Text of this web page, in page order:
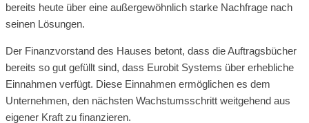
bereits heute über eine außergewöhnlich starke Nachfrage nach
seinen Lösungen.
Der Finanzvorstand des Hauses betont, dass die Auftragsbücher
bereits so gut gefüllt sind, dass Eurobit Systems über erhebliche
Einnahmen verfügt. Diese Einnahmen ermöglichen es dem
Unternehmen, den nächsten Wachstumsschritt weitgehend aus
eigener Kraft zu finanzieren.